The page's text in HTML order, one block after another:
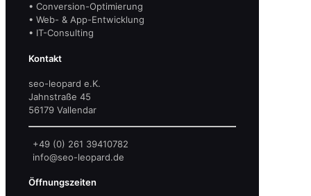
• Conversion-Optimierung
• Web- & App-Entwicklung
• IT-Consulting
Kontakt
seo-leopard e.K.
Jahnstraße 45
56179 Vallendar
+49 (0) 261 39410782
info@seo-leopard.de
Öffnungszeiten